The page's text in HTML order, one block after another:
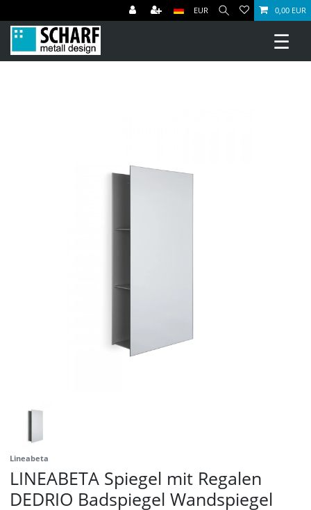
EUR 0,00 EUR
☰
Lineabeta
LINEABETA Spiegel mit Regalen
DEDRIO Badspiegel Wandspiegel